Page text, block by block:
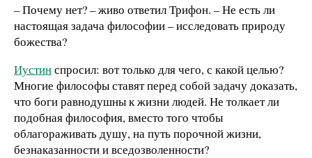
– Почему нет? – живо ответил Трифон. – Не есть ли
настоящая задача философии – исследовать природу
божества?
Иустинспросил: вот только для чего, с какой целью?
Многие философы ставят перед собой задачу доказать,
что боги равнодушны к жизни людей. Не толкает ли
подобная философия, вместо того чтобы
облагораживать душу, на путь порочной жизни,
безнаказанности и вседозволенности?